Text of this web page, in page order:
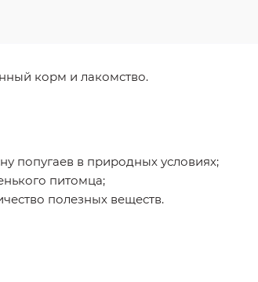
корм и лакомство.
попугаев в природных условиях;
питомца;
полезных веществ.